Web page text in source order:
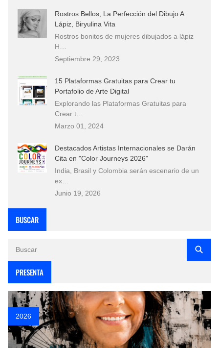
Rostros Bellos, La Perfección del Dibujo A
Lápiz, Biryulina Vita
Rostros bonitos de mujeres dibujados a lápiz
H…
Septiembre 29, 2023
15 Plataformas Gratuitas para Crear tu
Portafolio de Arte Digital
Explorando las Plataformas Gratuitas para
Crear t…
Marzo 01, 2024
Destacados Artistas Internacionales se Darán
Cita en "Color Journeys 2026"
India, Brasil y Colombia serán escenario de un
ex…
Junio 19, 2026
BUSCAR
PRESENTA
2026